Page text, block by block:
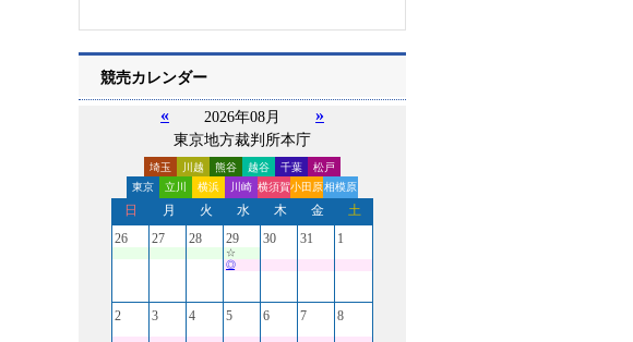
競売カレンダー